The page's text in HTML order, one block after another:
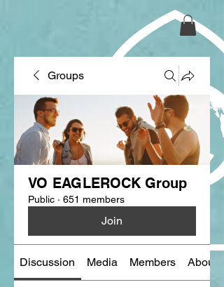
Groups
VO EAGLEROCK Group
Public · 651 members
Join
Discussion Media Members About